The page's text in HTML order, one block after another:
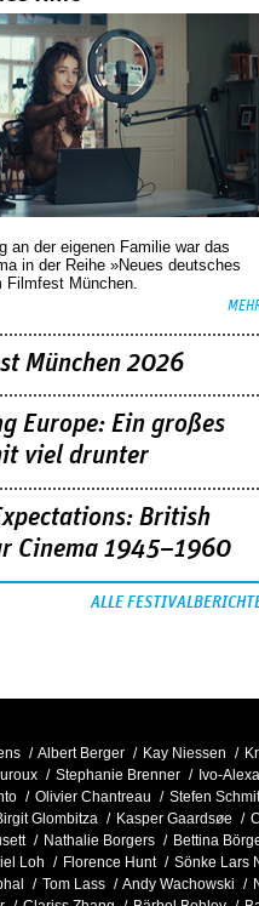
an der eigenen Familie war das
in der Reihe »Neues deutsches
Filmfest München.
München 2026
Europe: Ein großes
viel drunter
British
Cinema 1945–1960
ALLE
Albert Berger Kay Niessen
Stephanie Brenner
Ivo-
Olivier Chantreau Stefen
Glombitza Kasper Gaardsøe
Nathalie Borgers Bettina
Loh Florence Hunt
Sönke Lars
Tom Lass Andy Wachowski